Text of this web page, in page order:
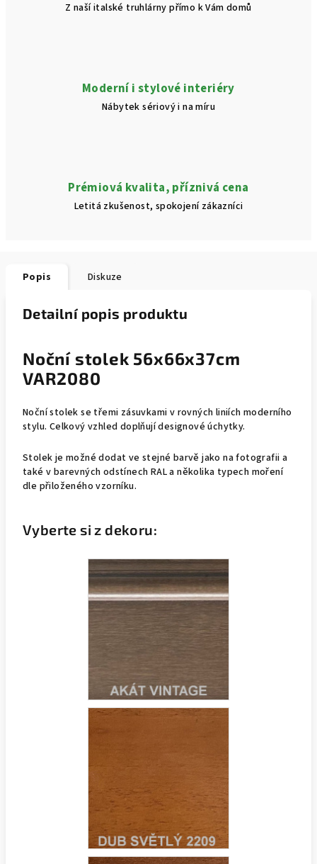
Z naší italské truhlárny přímo k Vám domů
Moderní i stylové interiéry
Nábytek sériový i na míru
Prémiová kvalita, příznivá cena
Letitá zkušenost, spokojení zákazníci
Popis Diskuze
Detailní popis produktu
Noční stolek 56x66x37cm
VAR2080
Noční stolek se třemi zásuvkami v rovných liniích moderního
stylu. Celkový vzhled doplňují designové úchytky.
Stolek je možné dodat ve stejné barvě jako na fotografii a
také v barevných odstínech RAL a několika typech moření
dle přiloženého vzorníku.
Vyberte si z dekoru: